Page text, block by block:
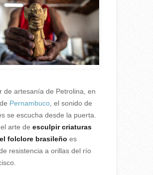
de artesanía de Petrolina, en
Pernambuco, el sonido de
se escucha desde la puerta.
arte de esculpir criaturas
folclore brasileño es
resistencia a orillas del río